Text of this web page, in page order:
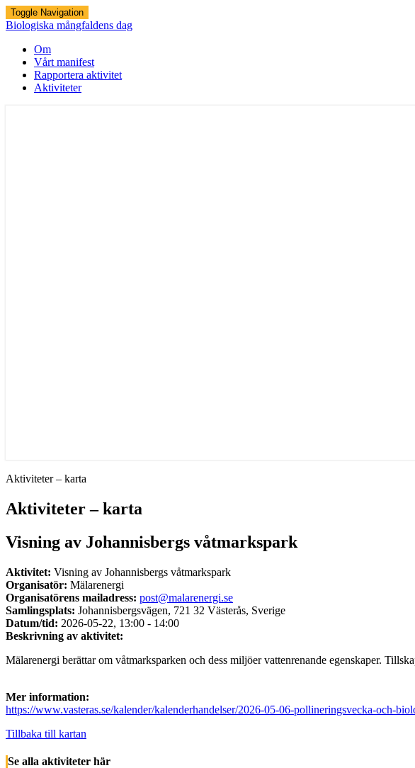
Toggle Navigation
Biologiska mångfaldens dag
Om
Vårt manifest
Rapportera aktivitet
Aktiviteter
Aktiviteter – karta
Aktiviteter – karta
Visning av Johannisbergs våtmarkspark
Aktivitet: Visning av Johannisbergs våtmarkspark
Organisatör: Mälarenergi
Organisatörens mailadress: post@malarenergi.se
Samlingsplats: Johannisbergsvägen, 721 32 Västerås, Sverige
Datum/tid: 2026-05-22, 13:00 - 14:00
Beskrivning av aktivitet:
Mälarenergi berättar om våtmarksparken och dess miljöer vattenrenande egenskaper.
Mer information:
https://www.vasteras.se/kalender/kalenderhandelser/2026-05-06-pollineringsvecka-och-
Tillbaka till kartan
Se alla aktiviteter här